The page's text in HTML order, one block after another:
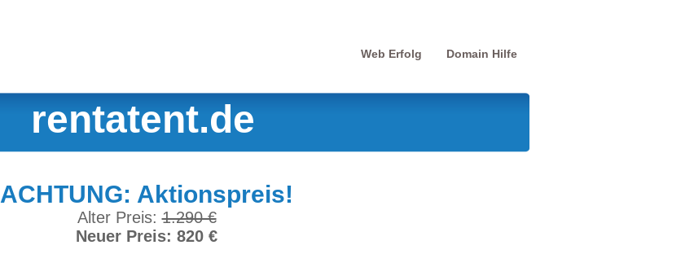
Web Erfolg Domain Hilfe
rentatent.de
ACHTUNG: Aktionspreis!
Alter Preis:1.290 €
Neuer Preis: 820 €